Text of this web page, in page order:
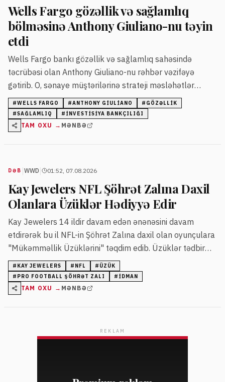
Wells Fargo gözəllik və sağlamlıq
bölməsinə Anthony Giuliano-nu təyin
etdi
Wells Fargo bankı gözəllik və sağlamlıq sahəsində
təcrübəsi olan Anthony Giuliano-nu rəhbər vəzifəyə
gətirib. O, sənaye müştərilərinə strateji məsləhətlər
verərək platformanın inkişafını təmin edəcək.
#WELLS FARGO #ANTHONY GIULIANO # GÖZƏLLIK
#SAĞLAMLIQ # INVESTISIYA BANKÇILIĞI
TAM OXU → MƏNBƏ
DƏB WWD 01:52, 07.08.2026
Kay Jewelers NFL Şöhrət Zalına Daxil
Olanlara Üzüklər Hədiyyə Edir
Kay Jewelers 14 ildir davam edən ənənəsini davam
etdirərək bu il NFL-in Şöhrət Zalına daxil olan oyunçulara
"Mükəmməllik Üzüklərini" təqdim edib. Üzüklər tədbir
zamanı və oyunlarda oyunçulara təqdim olunur.
# KAY JEWELERS # NFL # ÜZÜK
# PRO FOOTBALL ŞÖHRƏT ZALI # IDMAN
TAM OXU → MƏNBƏ
REKLAM